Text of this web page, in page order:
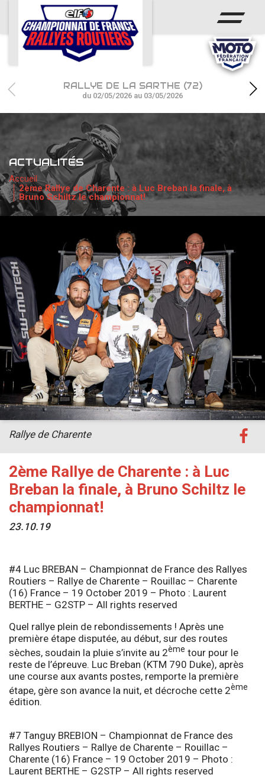
ACCUEIL
ACTUS
CALENDRIER
CHAMPIONNAT
RÉSULTATS
PHOTOS / WEB TV
PARTENAIRES
RALLYE DE LA SARTHE (72)
du 02/05/2026 au 03/05/2026
ACTUALITÉS
Accueil
2ème Rallye de Charente : à Luc Breban la finale, à
Bruno Schiltz le championnat!
2ème Rallye de Charente : à Luc
Breban la finale, à Bruno Schiltz le
championnat!
23.10.19
Rallye de Charente
#4 Luc BREBAN – Championnat de France des Rallyes
Routiers – Rallye de Charente – Rouillac – Charente
(16) France – 19 October 2019 – Photo : Laurent
BERTHE – G2STP – All rights reserved
Quel rallye plein de rebondissements ! Après une
première étape disputée, au début, sur des routes
sèches, soudain la pluie s’invite au 2ème tour pour le
reste de l’épreuve. Luc Breban (KTM 790 Duke), après
une course aux avants postes, remporte la première
étape, gère son avance la nuit, et décroche cette 2ème
édition.
#7 Tanguy BREBION – Championnat de France des
Rallyes Routiers – Rallye de Charente – Rouillac –
Charente (16) France – 19 October 2019 – Photo :
Laurent BERTHE – G2STP – All rights reserved